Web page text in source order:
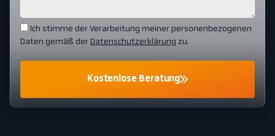
Ich stimme der Verarbeitung meiner personenbezogenen
Daten gemäß der Datenschutzerklärung zu.
Kostenlose Beratung